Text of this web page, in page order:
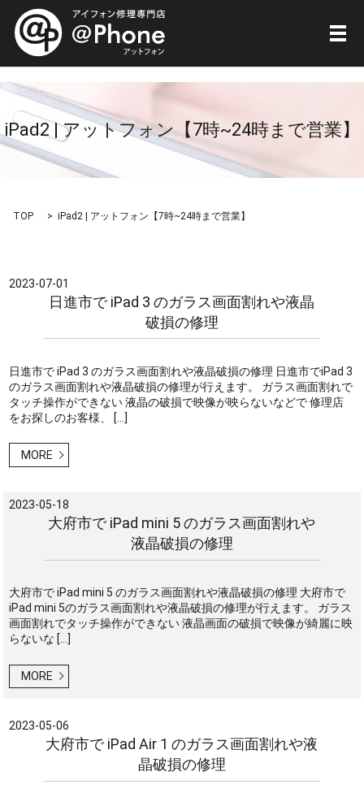
メ
iPad2 | アットフォン【7時~24時まで営業】
TOP iPad2 | アットフォン【7時~24時まで営業】
2023-07-01
日進市で iPad 3 のガラス画面割れや液晶
破損の修理
日進市で iPad 3 のガラス画面割れや液晶破損の修理 日進市でiPad 3
のガラス画面割れや液晶破損の修理が行えます。 ガラス画面割れで
タッチ操作ができない 液晶の破損で映像が映らないなどで 修理店
をお探しのお客様、 […]
MORE
2023-05-18
大府市で iPad mini 5 のガラス画面割れや
液晶破損の修理
大府市で iPad mini 5 のガラス画面割れや液晶破損の修理 大府市で
iPad mini 5のガラス画面割れや液晶破損の修理が行えます。 ガラス
画面割れでタッチ操作ができない 液晶画面の破損で映像が綺麗に映
らないな […]
MORE
2023-05-06
大府市で iPad Air 1 のガラス画面割れや液
晶破損の修理